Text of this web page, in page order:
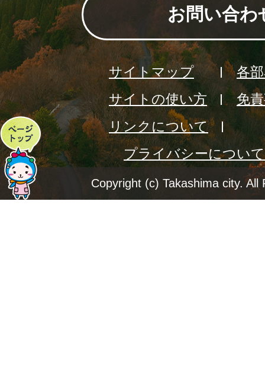
ペ
ー
ジ
お問い合わ
サイトマップ
各
サイトの使い方
免
リンクについて
プライバシーについて
Copyright (c) Takashima city. All